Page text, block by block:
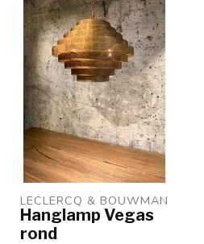
LECLERCQ & BOUWMAN
Hanglamp Vegas
rond